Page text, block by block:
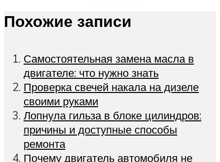
Похожие записи
Самостоятельная замена масла в
двигателе: что нужно знать
Проверка свечей накала на дизеле
своими руками
Лопнула гильза в блоке цилиндров:
причины и доступные способы
ремонта
Почему двигатель автомобиля не